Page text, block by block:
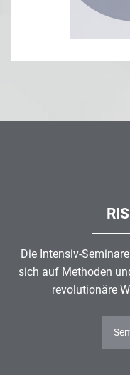
Die Intensiv-
sich auf Methoden
revolutionäre